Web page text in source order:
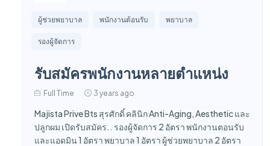
ผู้ช่วยพยาบาล พนักงานต้อนรับ พยาบาล
รองผู้จัดการ
รับสมัครพนักงานหลายตำแหน่ง
Full Time 3 years ago
Majista Prive Bts สุรศักดิ์ คลินิก Anti-Aging, Aesthetic และ
ปลูกผม เปิดรับสมัคร.. รองผู้จัดการ 2 อัตรา พนักงานตอนรับ
และแอดมิน 1 อัตรา พยาบาล 1 อัตรา ผู้ช่วยพยาบาล 2 อัตรา